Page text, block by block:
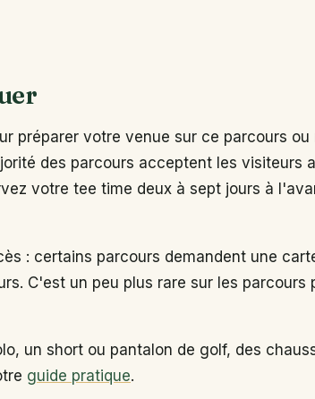
préparer votre venue sur ce parcours ou
des parcours acceptent les visiteurs
votre tee time deux à sept jours à
: certains parcours demandent une
C'est un peu plus rare sur les parcours
un short ou pantalon de golf, des
guide pratique.